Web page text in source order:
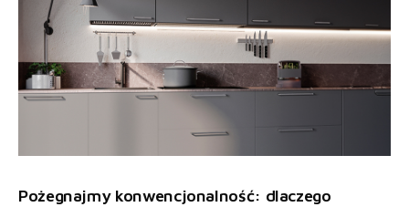
Pożegnajmy konwencjonalność: dlaczego